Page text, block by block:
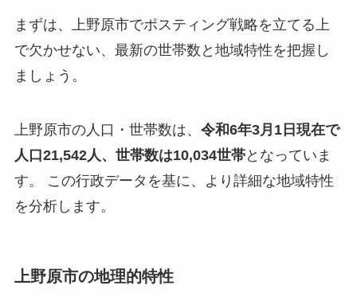
まずは、上野原市でポスティング戦略を立てる上
で欠かせない、最新の世帯数と地域特性を把握し
ましょう。
上野原市の人口・世帯数は、 令和6年3月1日現在で
人口21,542人、世帯数は10,034世帯となっていま
す。 この行政データを基に、より詳細な地域特性
を分析します。
上野原市の地理的特性